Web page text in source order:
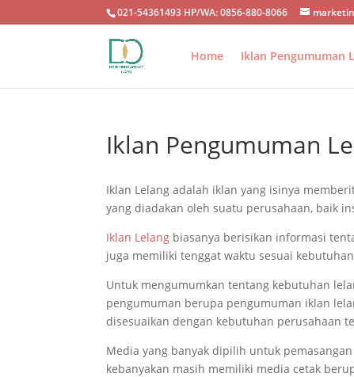
021-54361493 HP/WA: 0856-880-8066
Home Iklan Pengumuman
Iklan Pengumuman
Iklan Lelang adalah iklan yang isinya
yang diadakan oleh suatu perusahaan, baik
Iklan Lelang biasanya berisikan informasi
juga memiliki tenggat waktu sesuai
Untuk mengumumkan tentang kebutuhan
pengumuman berupa pengumuman iklan
disesuaikan dengan kebutuhan perusahaan
Media yang banyak dipilih untuk
kebanyakan masih memiliki media cetak